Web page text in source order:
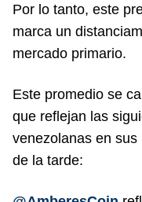
Por lo tanto, este
marca un
mercado primario.
Este promedio se
que reflejan las
venezolanas en
de la tarde: